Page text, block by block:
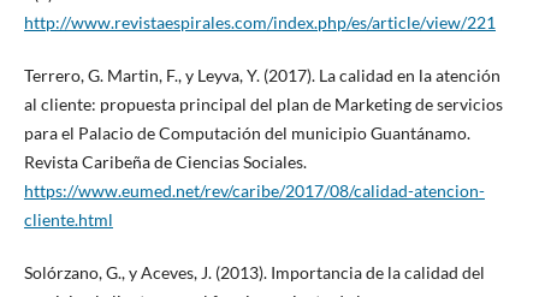
http://www.revistaespirales.com/index.php/es/article/view/221
Terrero, G. Martin, F., y Leyva, Y. (2017). La calidad en la atención
al cliente: propuesta principal del plan de Marketing de servicios
para el Palacio de Computación del municipio Guantánamo.
Revista Caribeña de Ciencias Sociales.
https://www.eumed.net/rev/caribe/2017/08/calidad-atencion-
cliente.html
Solórzano, G., y Aceves, J. (2013). Importancia de la calidad del